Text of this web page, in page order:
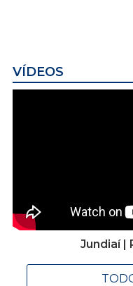
VÍDEOS
Jundiaí |